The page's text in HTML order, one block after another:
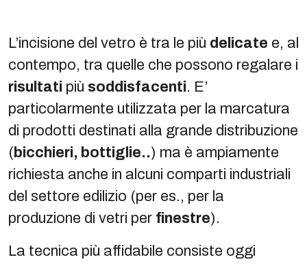
L’incisione del vetro è tra le più delicate e, al
contempo, tra quelle che possono regalare i
risultati più soddisfacenti. E’
particolarmente utilizzata per la marcatura
di prodotti destinati alla grande distribuzione
(bicchieri, bottiglie..) ma è ampiamente
richiesta anche in alcuni comparti industriali
del settore edilizio (per es., per la
produzione di vetri per finestre).
La tecnica più affidabile consiste oggi